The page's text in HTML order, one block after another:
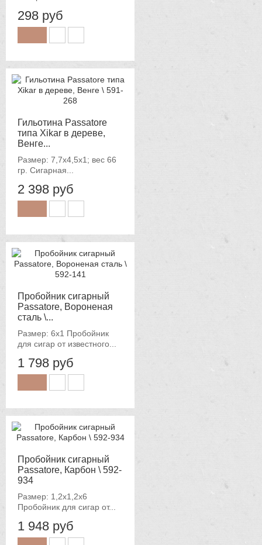
298 руб
Гильотина Passatore
типа Xikar в дереве,
Венге...
Размер: 7,7х4,5х1; вес 66
гр. Сигарная...
2 398 руб
Пробойник сигарный
Passatore, Вороненая
сталь \...
Размер: 6х1 Пробойник
для сигар от известного...
1 798 руб
Пробойник сигарный
Passatore, Карбон \ 592-
934
Размер: 1,2х1,2х6
Пробойник для сигар от...
1 948 руб